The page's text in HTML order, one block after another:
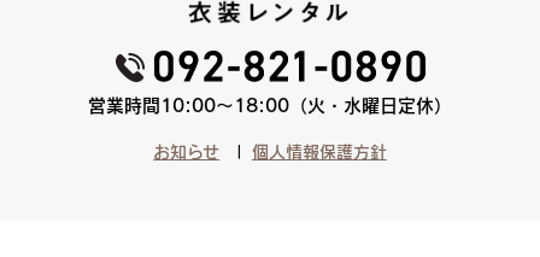
営業時間10:00〜18:00（火・水曜日定休）
お知らせ 個人情報保護方針